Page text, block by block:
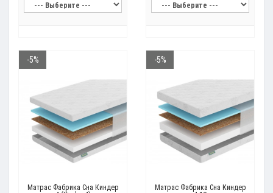
-5%
Матрас Фабрика Сна Киндер
-5%
Матрас Фабрика Сна Киндер